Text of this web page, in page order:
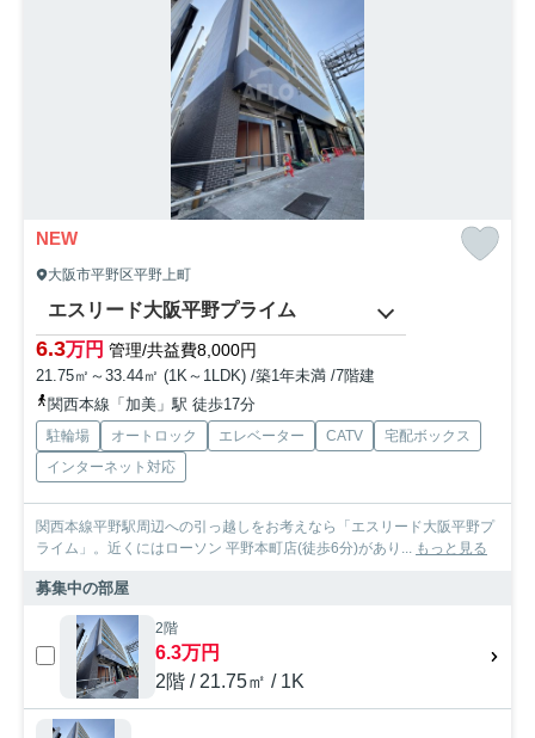
NEW
大阪市平野区平野上町
エスリード大阪平野プライム
6.3万円 管理/共益費8,000円
21.75㎡～33.44㎡ (1K～1LDK) /築1年未満 /7階建
関西本線「加美」駅 徒歩17分
駐輪場 オートロック エレベーター CATV
宅配ボックス
インターネット対応
関西本線平野駅周辺への引っ越しをお考えなら「エスリード大阪平野プ
ライム」。近くにはローソン 平野本町店(徒歩6分)があり... もっと見る
募集中の部屋
2階
6.3万円
2階 / 21.75㎡ / 1K